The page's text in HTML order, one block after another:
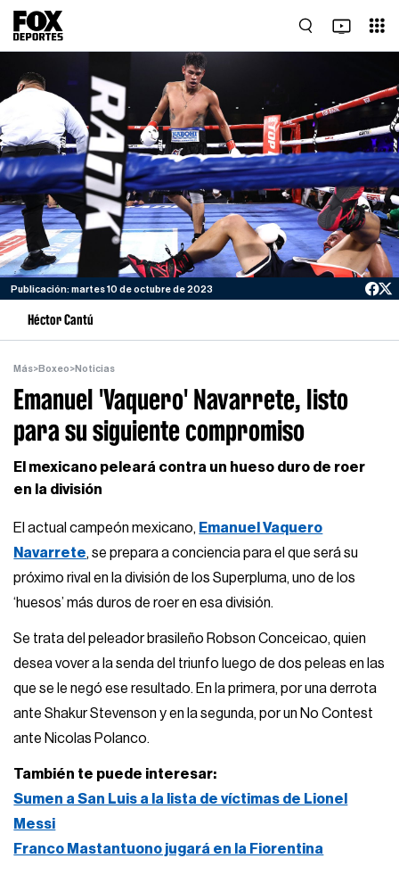
Publicación: martes 10 de octubre de 2023
Héctor Cantú
Más>Boxeo>Noticias
Emanuel 'Vaquero' Navarrete, listo
para su siguiente compromiso
El mexicano peleará contra un hueso duro de roer
en la división
El actual campeón mexicano, Emanuel Vaquero
Navarrete, se prepara a conciencia para el que será su
próximo rival en la división de los Superpluma, uno de los
‘huesos’ más duros de roer en esa división.
Se trata del peleador brasileño Robson Conceicao, quien
desea vover a la senda del triunfo luego de dos peleas en las
que se le negó ese resultado. En la primera, por una derrota
ante Shakur Stevenson y en la segunda, por un No Contest
ante Nicolas Polanco.
También te puede interesar:
Sumen a San Luis a la lista de víctimas de Lionel
Messi
Franco Mastantuono jugará en la Fiorentina